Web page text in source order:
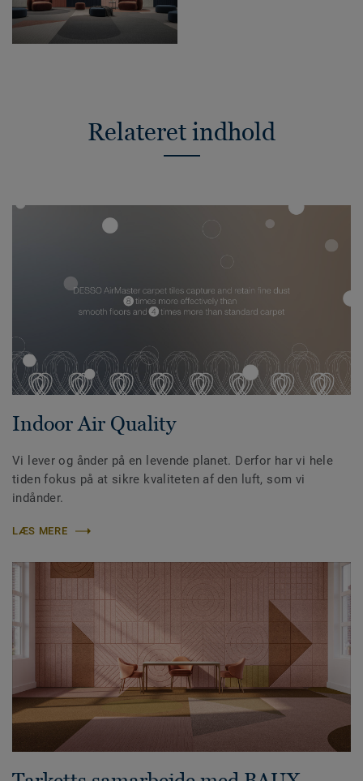
Relateret indhold
Indoor Air Quality
Vi lever og ånder på en levende planet. Derfor har vi hele
tiden fokus på at sikre kvaliteten af den luft, som vi
indånder.
LÆS MERE